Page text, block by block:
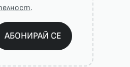
.
АБОНИРАЙ СЕ